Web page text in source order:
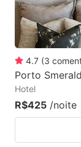
4.7 (3
Porto
Hotel
R$425 /noite